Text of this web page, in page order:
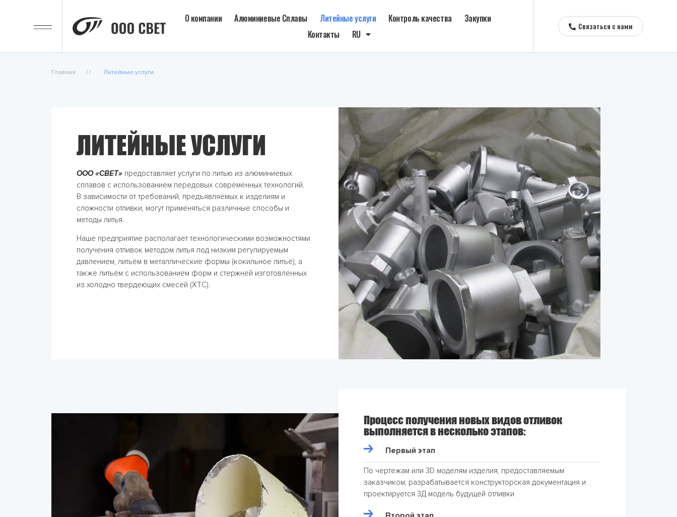
О компании Алюминиевые Сплавы Литейные услуги Контроль качества
Закупки
Контакты
RU
Связаться с нами
Главная / / Литейные услуги
ЛИТЕЙНЫЕ УСЛУГИ
ООО «СВЕТ» предоставляет услуги по литью из алюминиевых
сплавов с использованием передовых современных технологий.
В зависимости от требований, предъявляемых к изделиям и
сложности отливки, могут применяться различные способы и
методы литья.
Наше предприятие располагает технологическими возможностями
получения отливок методом литья под низким регулируемым
давлением, литьём в металлические формы (кокильное литьё), а
также литьём с использованием форм и стержней изготовленных
из холодно твердеющих смесей (ХТС).
Процесс получения новых видов отливок
выполняется в несколько этапов:
Первый этап
По чертежам или 3D моделям изделия, предоставляемым
заказчиком, разрабатывается конструкторская документация и
проектируется 3Д модель будущей отливки